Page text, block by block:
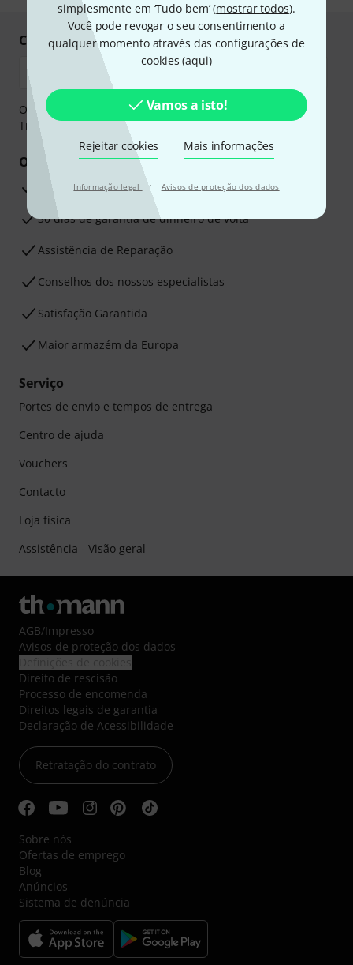
simplesmente em ‘Tudo bem’ (mostrar todos).
Você pode revogar o seu consentimento a
qualquer momento através das configurações de
cookies (aqui)
Vamos a isto!
Rejeitar cookies Mais informações
Informação legal · Avisos de proteção dos dados
Compre e pague em segurança
O pagamento pode ser feito de forma segura através de
Transferência bancária, PayPal ou Cartão de crédito.
Os seus benefícios
Garantia Thomann de 3 anos
30 dias de garantia de dinheiro de volta
Assistência de Reparação
Conselhos dos nossos especialistas
Satisfação Garantida
Maior armazém da Europa
Serviço
Portes de envio e tempos de entrega
Centro de ajuda
Vouchers
Contacto
Loja física
Assistência - Visão geral
AGB/Impresso
Avisos de proteção dos dados
Direito de rescisão
Processo de encomenda
Direitos legais de garantia
Declaração de Acessibilidade
Retratação do contrato
Sobre nós
Ofertas de emprego
Blog
Anúncios
Sistema de denúncia